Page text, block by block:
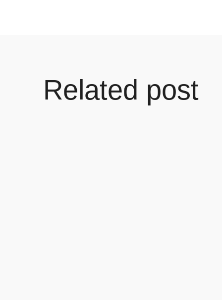
Related post